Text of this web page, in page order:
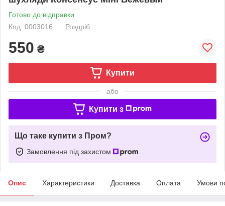
Готово до відправки
Код: 0003016
Роздріб
550 ₴
Купити
або
Купити з
Що таке купити з Пром?
Замовлення під захистом
Опис Характеристики Доставка Оплата Умови